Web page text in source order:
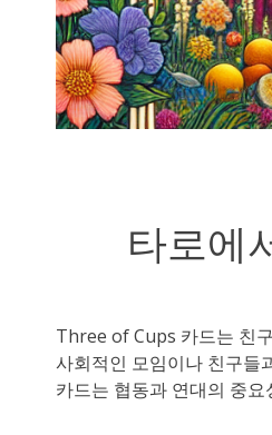
타로에
Three of Cups 카드는 친
사회적인 모임이나 친구들
카드는 협동과 연대의 중